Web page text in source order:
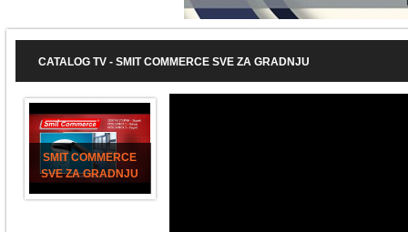
CATALOG TV - SMIT COMMERCE SVE ZA GRADNJU
SMIT COMMERCE
SVE ZA GRADNJU